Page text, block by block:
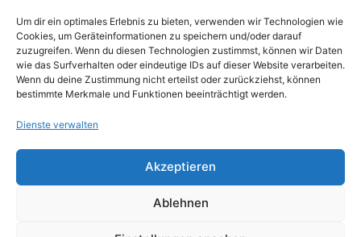
Um dir ein optimales Erlebnis zu bieten, verwenden wir Technologien wie
Cookies, um Geräteinformationen zu speichern und/oder darauf
zuzugreifen. Wenn du diesen Technologien zustimmst, können wir Daten
wie das Surfverhalten oder eindeutige IDs auf dieser Website verarbeiten.
Wenn du deine Zustimmung nicht erteilst oder zurückziehst, können
bestimmte Merkmale und Funktionen beeinträchtigt werden.
Dienste verwalten
Akzeptieren
Ablehnen